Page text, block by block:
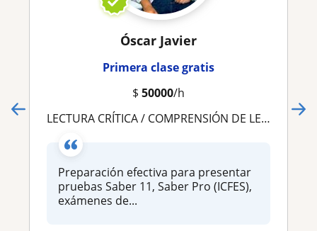
Óscar Javier
Primera clase gratis
$ 50000/h
LECTURA CRÍTICA / COMPRENSIÓN DE LECTURA / LENGUA CASTELLANA
Preparación efectiva para presentar
pruebas Saber 11, Saber Pro (ICFES),
exámenes de...